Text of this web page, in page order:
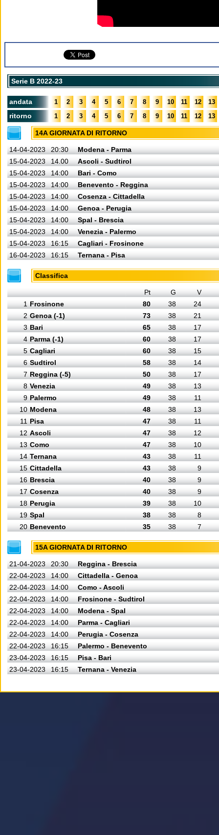
Serie B 2022-23
andata 1 2 3 4 5 6 7 8 9 10 11 12 13
ritorno 1 2 3 4 5 6 7 8 9 10 11 12 13
14A GIORNATA DI RITORNO
14-04-2023 20:30
Modena - Parma
15-04-2023
14.00
Ascoli - Sudtirol
15-04-2023
14:00
Bari - Como
15-04-2023
14:00
Benevento - Reggina
15-04-2023
14:00
Cosenza - Cittadella
15-04-2023
14:00
Genoa - Perugia
15-04-2023
14:00
Spal - Brescia
15-04-2023
14:00
Venezia - Palermo
15-04-2023
16:15
Cagliari - Frosinone
16-04-2023
16:15 Ternana - Pisa
Classifica
Pt G
V
1 Frosinone 80 38
24
2 Genoa (-1) 73 38
21
3 Bari 65 38
17
4 Parma (-1) 60 38
17
5 Cagliari 60 38
15
6 Sudtirol 58 38
14
7 Reggina (-5) 50 38
17
8 Venezia 49 38
13
9 Palermo 49 38
11
10 Modena 48 38
13
11 Pisa 47 38
11
12 Ascoli 47 38
12
13 Como 47 38
10
14 Ternana 43 38
11
15 Cittadella 43 38
9
16 Brescia 40 38
9
17 Cosenza 40 38
9
18 Perugia 39 38
10
19 Spal 38 38
8
20 Benevento 35 38 7
15A GIORNATA DI RITORNO
21-04-2023 20:30
Reggina - Brescia
22-04-2023
14:00
Cittadella - Genoa
22-04-2023
14:00
Como - Ascoli
22-04-2023
14:00
Frosinone - Sudtirol
22-04-2023
14:00
Modena - Spal
22-04-2023
14:00
Parma - Cagliari
22-04-2023
14:00
Perugia - Cosenza
22-04-2023
16:15
Palermo - Benevento
23-04-2023
16:15
Pisa - Bari
23-04-2023
16:15 Ternana - Venezia